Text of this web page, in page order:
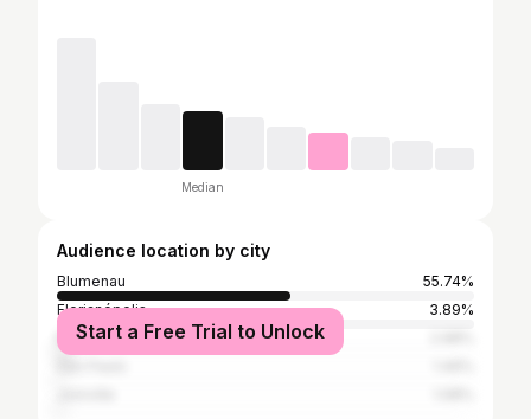
Median
Audience location by city
Blumenau
55.74%
Florianópolis
3.89%
Balneário Camboriú
Start a Free Trial to Unlock